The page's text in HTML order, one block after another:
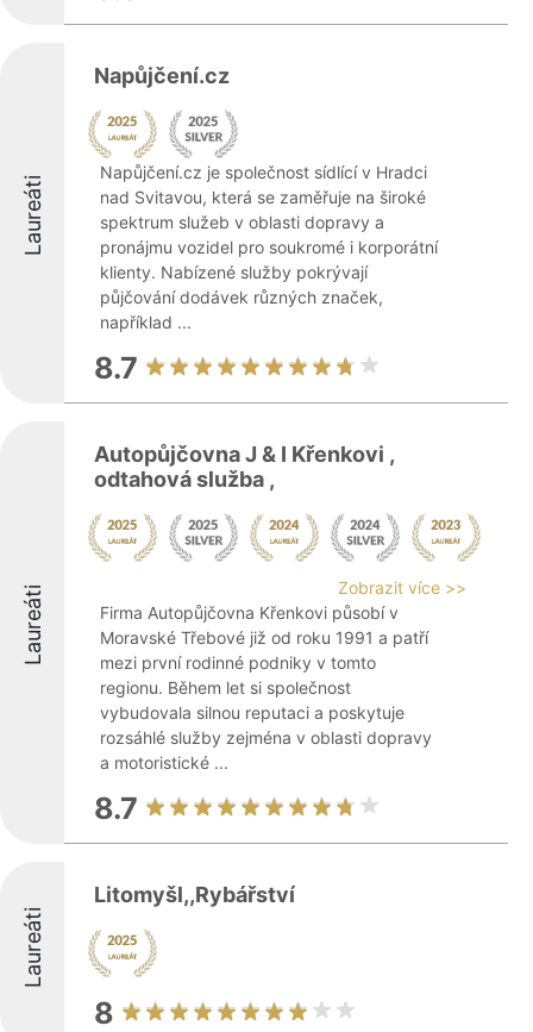
Laureáti
Napůjčení.cz
Napůjčení.cz je společnost sídlící v Hradci
nad Svitavou, která se zaměřuje na široké
spektrum služeb v oblasti dopravy a
pronájmu vozidel pro soukromé i korporátní
klienty. Nabízené služby pokrývají
půjčování dodávek různých značek,
například ...
8.7
Laureáti
Autopůjčovna J & I Křenkovi ,
odtahová služba ,
Zobrazit více >>
Firma Autopůjčovna Křenkovi působí v
Moravské Třebové již od roku 1991 a patří
mezi první rodinné podniky v tomto
regionu. Během let si společnost
vybudovala silnou reputaci a poskytuje
rozsáhlé služby zejména v oblasti dopravy
a motoristické ...
8.7
Laureáti
Litomyšl,,Rybářství
8